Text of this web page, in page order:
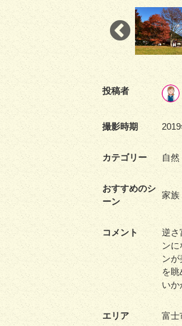
投稿者
撮影時期
カテゴリー 自然
おすすめのシ
ーン
家族
コメント
逆さ
ン
ン
を
いか
エリア 富士